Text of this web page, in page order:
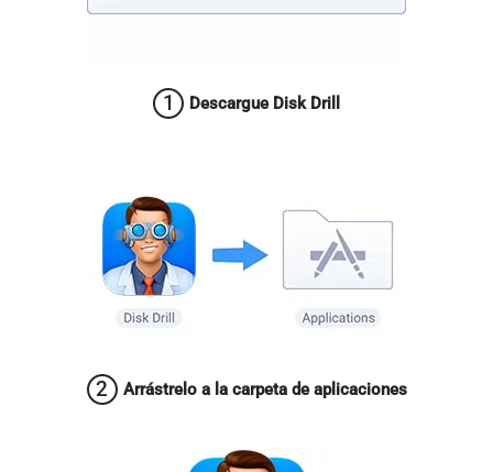
1 Descargue Disk Drill
2 Arrástrelo a la carpeta de aplicaciones